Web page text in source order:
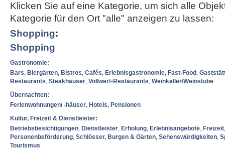
Klicken Sie auf eine Kategorie, um sich alle
Kategorie für den Ort "alle" anzeigen zu lassen:
Shopping:
Shopping
Gastronomie:
Bars, Biergärten, Bistros, Cafés, Erlebnisgastronomie, Fast-Food ,
Restaurants, Steakhäuser, Vollwert-Restaurants, Weinkeller/Weinstube
Übernachten:
Ferienwohnungen/ -häuser, Hotels, Pensionen
Kultur, Freizeit & Dienstleister:
Betriebsbesichtigungen, Dienstleister, Erholung, Erlebnisangebote, Freizeit
Personenbeförderung, Schlösser, Burgen & Gärten, Sehenswürdigkeiten,
Tourismus